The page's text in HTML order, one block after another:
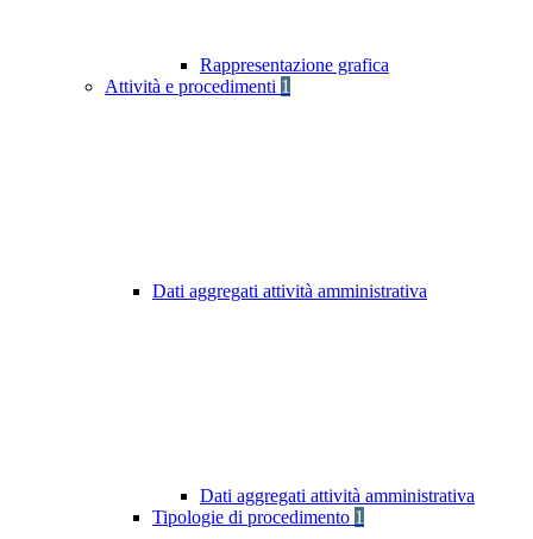
Rappresentazione grafica
Attività e procedimenti 1
Dati aggregati attività amministrativa
Dati aggregati attività amministrativa
Tipologie di procedimento 1